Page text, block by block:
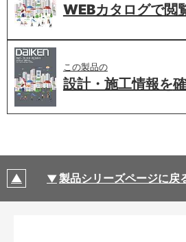
WEBカタログで閲
この製品の
設計・施工情報を
製品シリーズページに戻